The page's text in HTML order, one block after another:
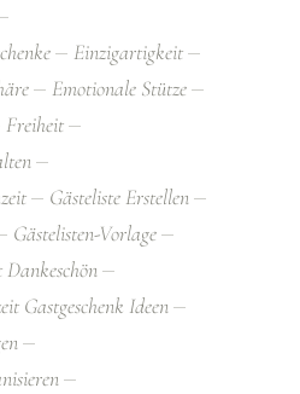
Einzigartigkeit
Emotionale Stütze
Freiheit
Gästeliste Erstellen
Gästelisten-Vorlage
Dankeschön
Gastgeschenk Ideen